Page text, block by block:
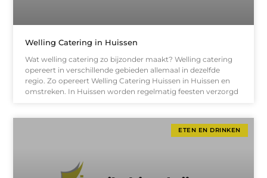
Welling Catering in Huissen
Wat welling catering zo bijzonder maakt? Welling catering
opereert in verschillende gebieden allemaal in dezelfde
regio. Zo opereert Welling Catering Huissen in Huissen en
omstreken. In Huissen worden regelmatig feesten verzorgd
ETEN EN DRINKEN